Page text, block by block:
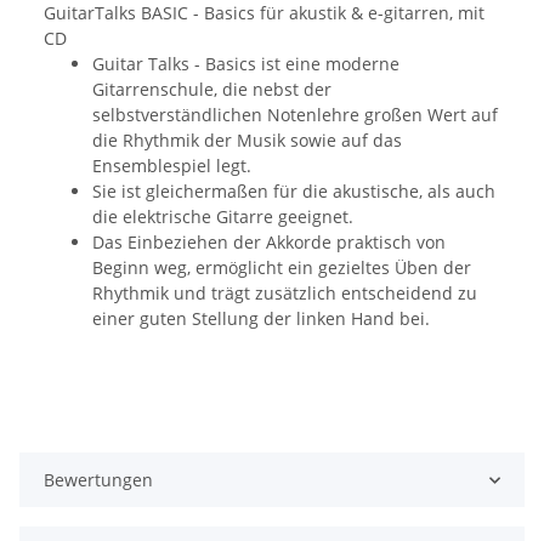
GuitarTalks BASIC - Basics für akustik & e-gitarren, mit
CD
Guitar Talks - Basics ist eine moderne
Gitarrenschule, die nebst der
selbstverständlichen Notenlehre großen Wert auf
die Rhythmik der Musik sowie auf das
Ensemblespiel legt.
Sie ist gleichermaßen für die akustische, als auch
die elektrische Gitarre geeignet.
Das Einbeziehen der Akkorde praktisch von
Beginn weg, ermöglicht ein gezieltes Üben der
Rhythmik und trägt zusätzlich entscheidend zu
einer guten Stellung der linken Hand bei.
Bewertungen